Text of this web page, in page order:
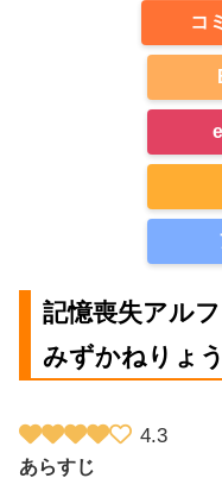
コ
記憶喪失アル
みずかねりょう
4.3
あらすじ